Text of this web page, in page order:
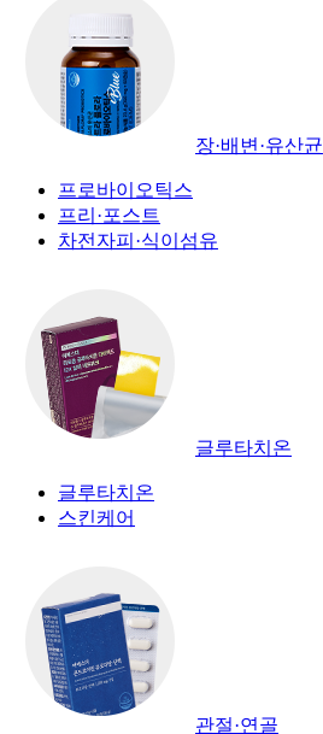
장·배변·유산균
프로바이오틱스
프리·포스트
차전자피·식이섬유
글루타치온
글루타치온
스킨케어
관절·연골